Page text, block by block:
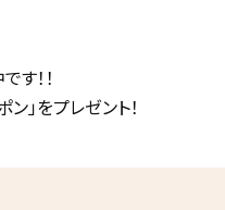
！！
」をプレゼント！